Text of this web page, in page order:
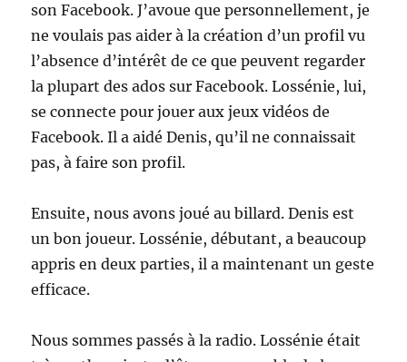
son Facebook. J’avoue que personnellement, je
ne voulais pas aider à la création d’un profil vu
l’absence d’intérêt de ce que peuvent regarder
la plupart des ados sur Facebook. Lossénie, lui,
se connecte pour jouer aux jeux vidéos de
Facebook. Il a aidé Denis, qu’il ne connaissait
pas, à faire son profil.
Ensuite, nous avons joué au billard. Denis est
un bon joueur. Lossénie, débutant, a beaucoup
appris en deux parties, il a maintenant un geste
efficace.
Nous sommes passés à la radio. Lossénie était